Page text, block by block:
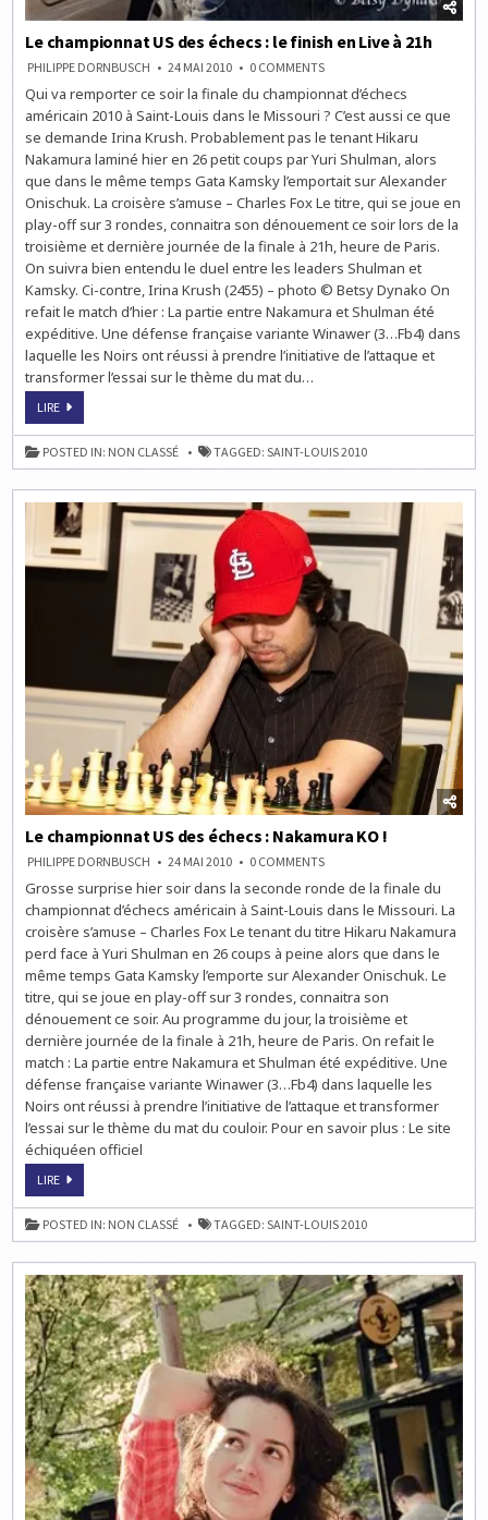
Le championnat US des échecs : le finish en Live à 21h
PHILIPPE DORNBUSCH 24 MAI 2010 0 COMMENTSON
CHAMPIONNAT
DES
ÉCHECS
:
LE
EN
LIVE
À
21H
Qui va remporter ce soir la finale du championnat d’échecs
américain 2010 à Saint-Louis dans le Missouri ? C’est aussi ce que
se demande Irina Krush. Probablement pas le tenant Hikaru
Nakamura laminé hier en 26 petit coups par Yuri Shulman, alors
que dans le même temps Gata Kamsky l’emportait sur Alexander
Onischuk. La croisère s’amuse – Charles Fox Le titre, qui se joue en
play-off sur 3 rondes, connaitra son dénouement ce soir lors de la
troisième et dernière journée de la finale à 21h, heure de Paris.
On suivra bien entendu le duel entre les leaders Shulman et
Kamsky. Ci-contre, Irina Krush (2455) – photo © Betsy Dynako On
refait le match d’hier : La partie entre Nakamura et Shulman été
expéditive. Une défense française variante Winawer (3…Fb4) dans
laquelle les Noirs ont réussi à prendre l’initiative de l’attaque et
transformer l’essai sur le thème du mat du…
LIRELE
US
DES
ÉCHECS
:
EN
LIVE
À
21H
POSTED IN: NON CLASSÉ TAGGED:SAINT-LOUIS 2010
Le championnat US des échecs : Nakamura KO !
PHILIPPE DORNBUSCH 24 MAI 2010 0 COMMENTSON
CHAMPIONNAT
DES
ÉCHECS
:
NAKAMURA
!
Grosse surprise hier soir dans la seconde ronde de la finale du
championnat d’échecs américain à Saint-Louis dans le Missouri. La
croisère s’amuse – Charles Fox Le tenant du titre Hikaru Nakamura
perd face à Yuri Shulman en 26 coups à peine alors que dans le
même temps Gata Kamsky l’emporte sur Alexander Onischuk. Le
titre, qui se joue en play-off sur 3 rondes, connaitra son
dénouement ce soir. Au programme du jour, la troisième et
dernière journée de la finale à 21h, heure de Paris. On refait le
match : La partie entre Nakamura et Shulman été expéditive. Une
défense française variante Winawer (3…Fb4) dans laquelle les
Noirs ont réussi à prendre l’initiative de l’attaque et transformer
l’essai sur le thème du mat du couloir. Pour en savoir plus : Le site
échiquéen officiel
LIRELE
US
DES
ÉCHECS
:
!
POSTED IN: NON CLASSÉ TAGGED:SAINT-LOUIS 2010